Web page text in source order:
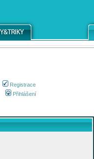
Registrace
Přihlášení